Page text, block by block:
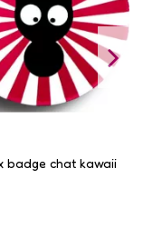
​badge chat kawaii